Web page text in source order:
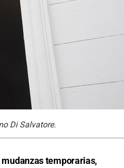
Di Salvatore.
temporarias,